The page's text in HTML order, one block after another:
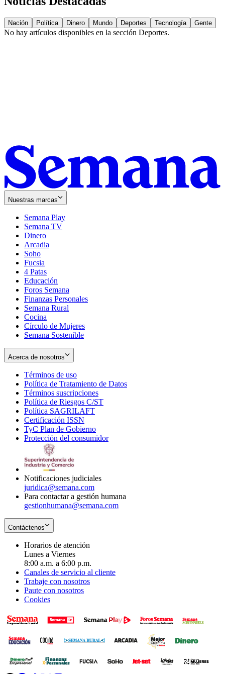
Nación Política Dinero Mundo Deportes Tecnología Gente
No hay artículos disponibles en la sección Deportes.
Nuestras marcas
Semana Play
Semana TV
Dinero
Arcadia
Soho
in
new
window
Fucsia
in
new
window
4 Patas
Educación
Foros Semana
Finanzas Personales
Semana Rural
Cocina
Círculo de Mujeres
Semana Sostenible
Acerca de nosotros
Términos de uso
in
new
window
Política de Tratamiento de Datos
Términos suscripciones
in
Política de Riesgos C/ST
Política SAGRILAFT
new
window
Certificación ISSN
in
new
TyC Plan de Gobierno
in
Protección del consumidorOpens
Notificaciones judiciales
juridica@semana.com
Para contactar a gestión humana
gestionhumana@semana.com
Contáctenos
Horarios de atención
Lunes a Viernes
8:00 a.m. a 6:00 p.m.
Canales de servicio al cliente
Trabaje con nosotros
Paute con nosotros
Cookies